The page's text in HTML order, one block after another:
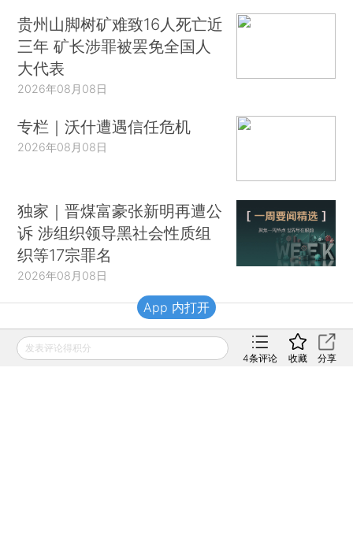
贵州山脚树矿难致16人死亡近
三年 矿长涉罪被罢免全国人
大代表
2026年08月08日
专栏｜沃什遭遇信任危机
2026年08月08日
独家｜晋煤富豪张新明再遭公
诉 涉组织领导黑社会性质组
织等17宗罪名
2026年08月08日
财新移动
发表评论得积分
4条评论 收藏 分享
App 内打开